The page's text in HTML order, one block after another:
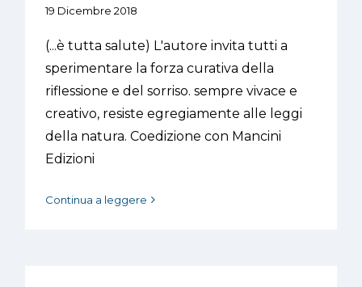
19 Dicembre 2018
(...è tutta salute) L'autore invita tutti a
sperimentare la forza curativa della
riflessione e del sorriso. sempre vivace e
creativo, resiste egregiamente alle leggi
della natura. Coedizione con Mancini
Edizioni
Continua a leggere